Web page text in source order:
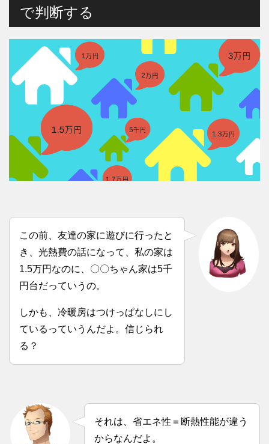
で判断する
この前、友達の家に遊びに行ったと
き、光熱費の話になって、私の家は
1.5万円なのに、〇〇ちゃん家は5千
円台だっていうの。
しかも、冷暖房はつけっぱなしにし
ているっていうんだよ。信じられ
る？
それは、省エネ性＝断熱性能が違う
からなんだよ。